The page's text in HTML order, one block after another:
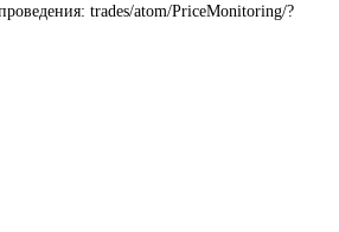
trades/atom/PriceMonitoring/?